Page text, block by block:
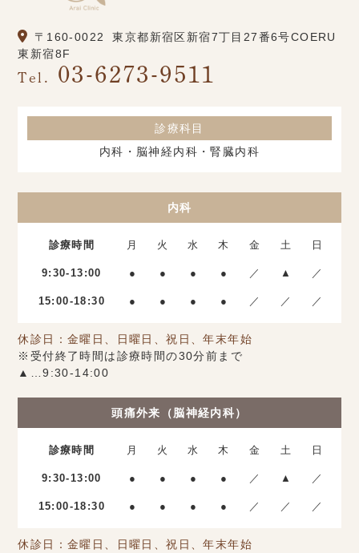
〒160-0022
東京都新宿区新宿7丁目27番6号COERU
東新宿8F
Tel. 03-6273-9511
診療科目
内科・脳神経内科・腎臓内科
内科
診療時間 月 火 水 木 金 土 日
9:30-13:00 ● ● ● ● ／ ▲ ／
15:00-18:30 ● ● ● ● ／ ／ ／
休診日：金曜日、日曜日、祝日、年末年始
※受付終了時間は診療時間の30分前まで
▲…9:30-14:00
頭痛外来（脳神経内科）
診療時間 月 火 水 木 金 土 日
9:30-13:00 ● ● ● ● ／ ▲ ／
15:00-18:30 ● ● ● ● ／ ／ ／
休診日：金曜日、日曜日、祝日、年末年始